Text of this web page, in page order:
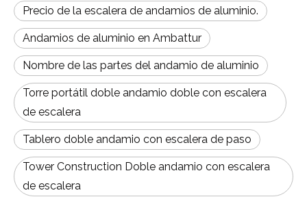
Precio de la escalera de andamios de aluminio.
Andamios de aluminio en Ambattur
Nombre de las partes del andamio de aluminio
Torre portátil doble andamio doble con escalera
de escalera
Tablero doble andamio con escalera de paso
Tower Construction Doble andamio con escalera
de escalera